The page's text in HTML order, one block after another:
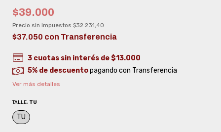
$39.000
Precio sin impuestos $32.231,40
$37.050 con Transferencia
3 cuotas sin interés de$13.000
5% de descuentopagando con Transferencia
Ver más detalles
TALLE: TU
TU